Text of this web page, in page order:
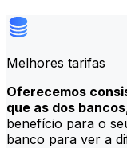
Melhores tarifas
Oferecemos
que as dos bancos
benefício para o
banco para ver a